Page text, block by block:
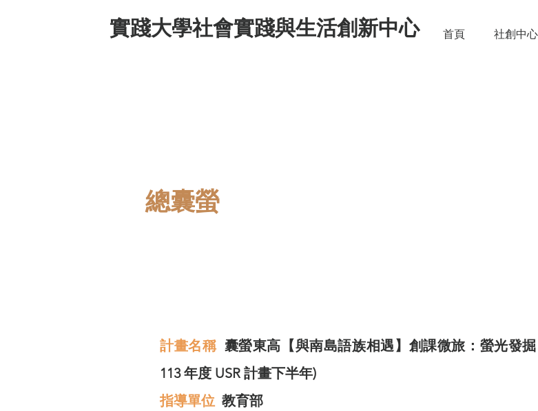
實踐大學社會實踐與生活創新中心 首頁 社創中心
總囊螢
計畫名稱 囊螢東高【與南島語族相遇】創課微旅：螢光發
113 年度 USR 計畫下半年)
指導單位 教育部